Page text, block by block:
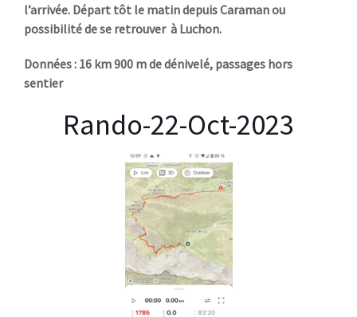
l’arrivée. Départ tôt le matin depuis Caraman ou
possibilité de se retrouver à Luchon.
Données : 16 km 900 m de dénivelé, passages hors
sentier
Rando-22-Oct-2023